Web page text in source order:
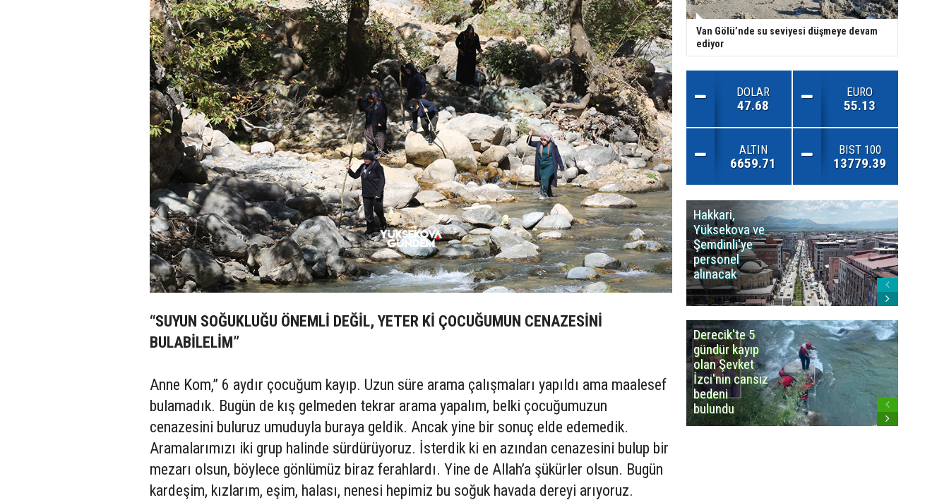
“SUYUN SOĞUKLUĞU ÖNEMLİ DEĞİL, YETER Kİ ÇOCUĞUMUN CENAZESİNİ
BULABİLELİM”
Anne Kom,” 6 aydır çocuğum kayıp. Uzun süre arama çalışmaları yapıldı ama maalesef
bulamadık. Bugün de kış gelmeden tekrar arama yapalım, belki çocuğumuzun
cenazesini buluruz umuduyla buraya geldik. Ancak yine bir sonuç elde edemedik.
Aramalarımızı iki grup halinde sürdürüyoruz. İsterdik ki en azından cenazesini bulup bir
mezarı olsun, böylece gönlümüz biraz ferahlardı. Yine de Allah’a şükürler olsun. Bugün
kardeşim, kızlarım, eşim, halası, nenesi hepimiz bu soğuk havada dereyi arıyoruz.
Van Gölü’nde su seviyesi düşmeye devam
ediyor
DOLAR
47.68
EURO
55.13
ALTIN
6659.71
BIST 100
13779.39
Hakkari,
Yüksekova ve
Şemdinli'ye
personel
alınacak
Derecik'te 5
gündür kayıp
olan Şevket
İzci'nin cansız
bedeni
bulundu